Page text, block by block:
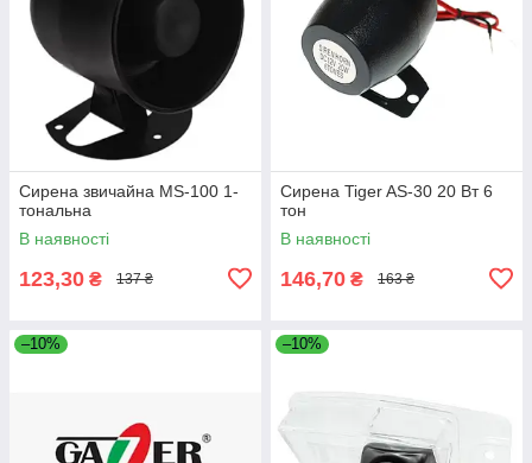
Сирена звичайна MS-100 1-
тональна
В наявності
123,30 ₴ 137 ₴
Сирена Tiger AS-30 20 Вт 6
тон
В наявності
146,70 ₴ 163 ₴
–10% –10%